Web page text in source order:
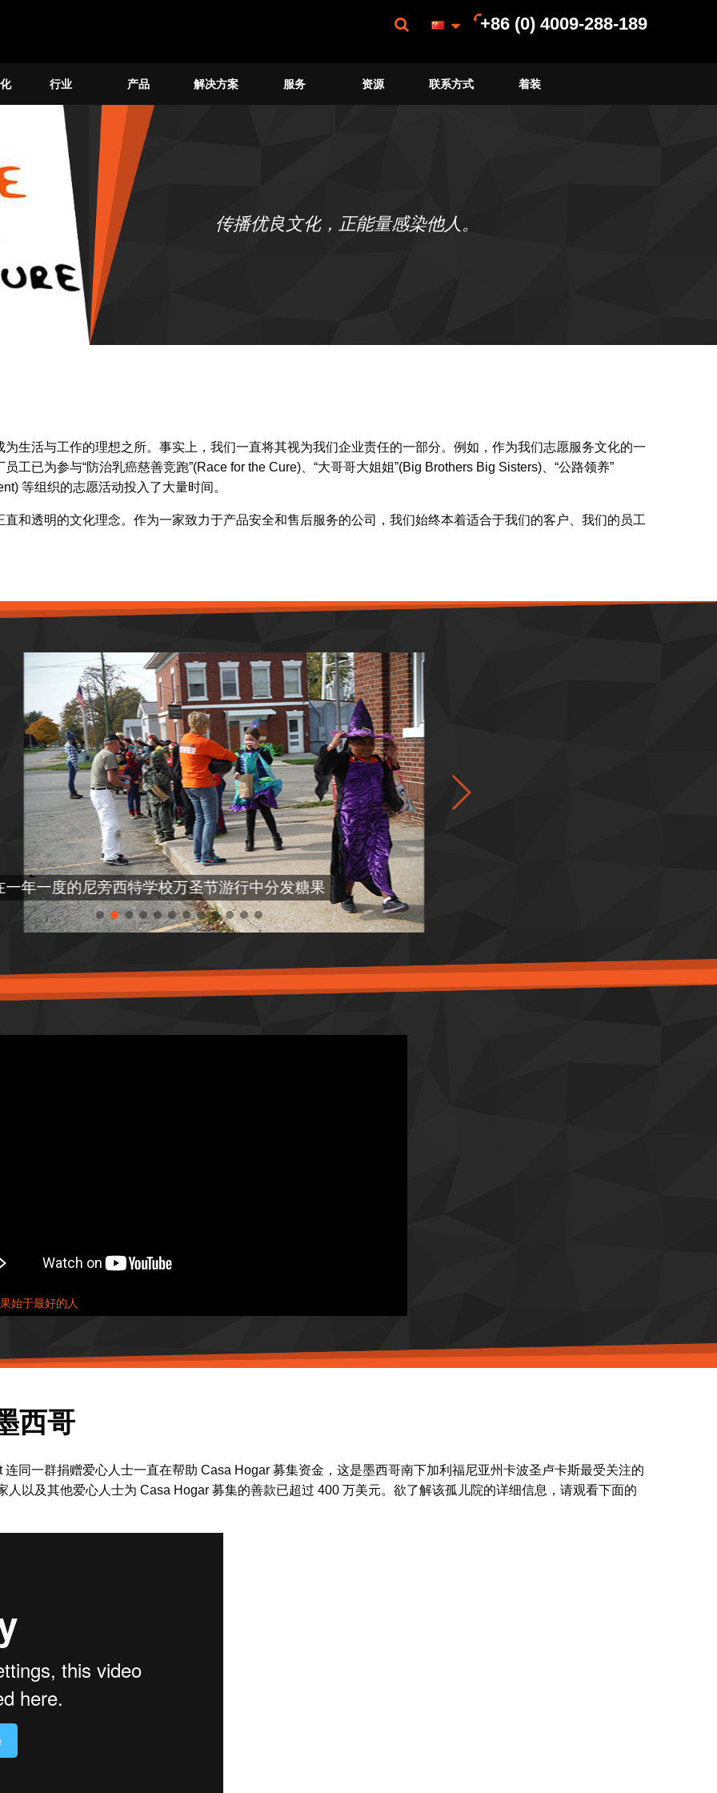
+86 (0) 4009-288-189
行业 产品 解决方案 服务 资源 联系方式 着装
传播优良文化，正能量感染他人。
生活与工作的理想之所。事实上，我们一直将其视为我们企业责任的一部分。例如，作为我们志愿服务文化的一
工已为参与“防治乳癌慈善竞跑”(Race for the Cure)、“大哥哥大姐姐”(Big Brothers Big Sisters)、“公路领养”
等组织的志愿活动投入了大量时间。
和透明的文化理念。作为一家致力于产品安全和售后服务的公司，我们始终本着适合于我们的客户、我们的员工
度的尼旁西特学校万圣节游行中分发糖果
始于最好的人
西哥
同一群捐赠爱心人士一直在帮助 Casa Hogar 募集资金，这是墨西哥南下加利福尼亚州卡波圣卢卡斯最受关注的
以及其他爱心人士为 Casa Hogar 募集的善款已超过 400 万美元。欲了解该孤儿院的详细信息，请观看下面的